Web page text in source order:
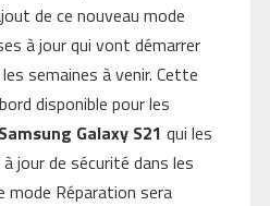
de ce nouveau mode
à jour qui vont démarrer
semaines à venir. Cette
disponible pour les
Samsung Galaxy S21 qui les
jour de sécurité dans les
mode Réparation sera